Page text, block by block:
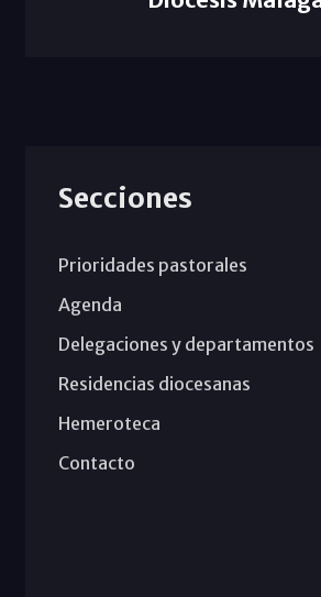
Secciones
Prioridades pastorales
Agenda
Delegaciones y departamentos
Residencias diocesanas
Hemeroteca
Contacto